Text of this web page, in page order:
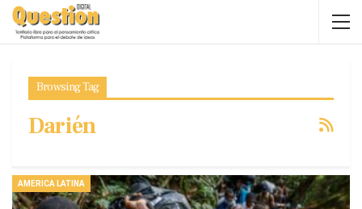
Browsing Tag
Darién
AMERICA LATINA